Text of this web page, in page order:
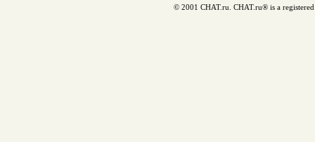
© 2001 CHAT.ru. CHAT.ru® is a